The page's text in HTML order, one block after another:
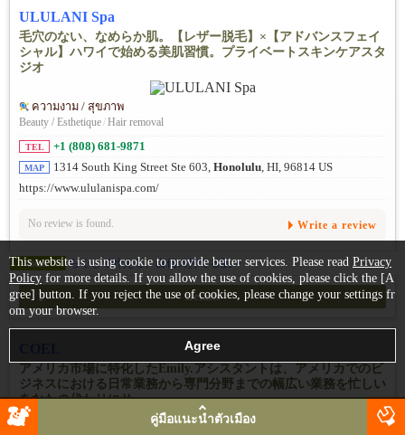
ULULANI Spa
毛穴のない、なめらか肌。【レザー脱毛】×【アドバンスフェイ
シャル】ハワイで始める美肌習慣。プライベートスキンケアスタ
ジオ
ความงาม / สุขภาพ
Beauty / Esthetique/Hair removal
TEL +1 (808) 681-9871
MAP 1314 South King Street Ste 603, Honolulu, HI, 96814 US
https://www.ululanispa.com/
No review is found. Write a review
Deals らくして叶える、自信の持てる肌 ⭐️
Details
アメリカ市場に特化したEmily.アシスタントは、アメリカでのビ
ジネスにおける日常業務から専門分野までの幅広い業務を忙しい
あなたの代わりにサ...
คู่มือแนะนำตัวเมือง
This website is using cookie to provide better services. Please read Privacy
Policy for more details. If you allow the use of cookies, please click the [A
gree] button. If you reject the use of cookies, please change your settings fr
om your browser.